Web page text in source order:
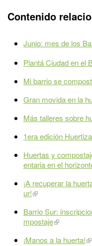
Contenido
Junio: mes de los
Plantá Ciudad en el
Mi barrio se
Gran movida en la
Más talleres sobre
1era edición
Huertas y
entaria en el
¡A recuperar la
ur!
Barrio Sur:
mpostaje
¡Manos a la huerta!